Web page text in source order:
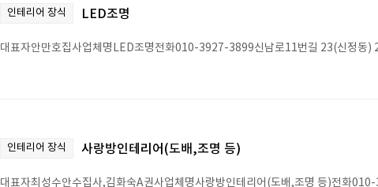
인테리어 장식 LED조명
대표자안만호집사업체명LED조명전화010-3927-3899신남로11번길 23(신정동)
인테리어 장식 사랑방인테리어(도배,조명 등)
대표자최성수안수집사,김화숙A권사업체명사랑방인테리어(도배,조명 등)전화